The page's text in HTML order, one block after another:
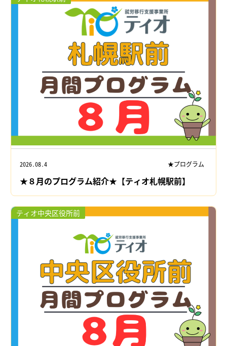
2026.08.4 ★プログラム
★８月のプログラム紹介★【ティオ札幌駅前】
ティオ中央区役所前